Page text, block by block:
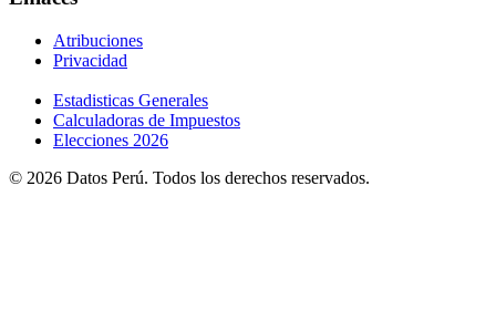
Atribuciones
Privacidad
Estadisticas Generales
Calculadoras de Impuestos
Elecciones 2026
© 2026 Datos Perú. Todos los derechos reservados.